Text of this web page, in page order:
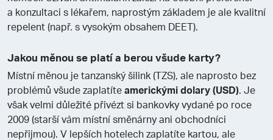
a konzultaci s lékařem, naprostým základem je ale kvalitní
repelent (např. s vysokým obsahem DEET).
Jakou měnou se platí a berou všude karty?
Místní měnou je tanzanský šilink (TZS), ale naprosto bez
problémů všude zaplatíteamerickými dolary (USD). Je
však velmi důležité přivézt si bankovky vydané po roce
2009 (starší vám místní směnárny ani obchodníci
nepřijmou). V lepších hotelech zaplatíte kartou, ale